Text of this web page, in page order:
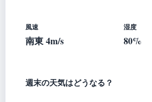
風速
南東 4m/s
湿度
80%
週末の天気はどうなる？